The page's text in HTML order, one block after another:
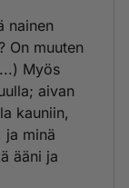
nainen
On muuten
Myös
aivan
kauniin,
ja minä
ääni ja